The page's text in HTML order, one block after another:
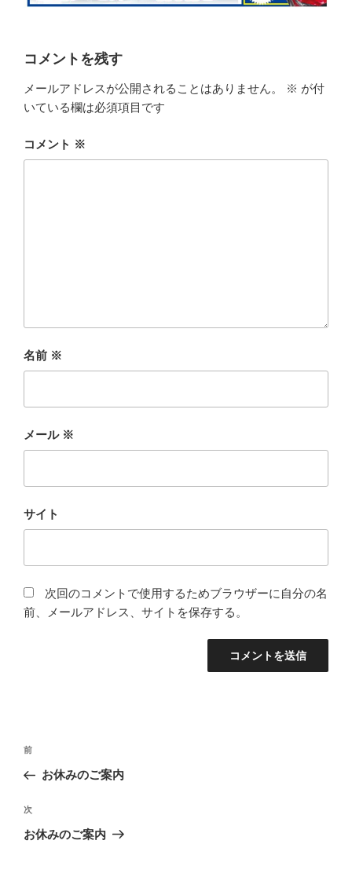
コメントを残す
メールアドレスが公開されることはありません。 ※ が付
いている欄は必須項目です
コメント ※
名前 ※
メール ※
サイト
次回のコメントで使用するためブラウザーに自分の名
前、メールアドレス、サイトを保存する。
投
ナ
ビ
ゲ
前
の
稿
前
お休みのご案内
次
の
次
お休みのご案内